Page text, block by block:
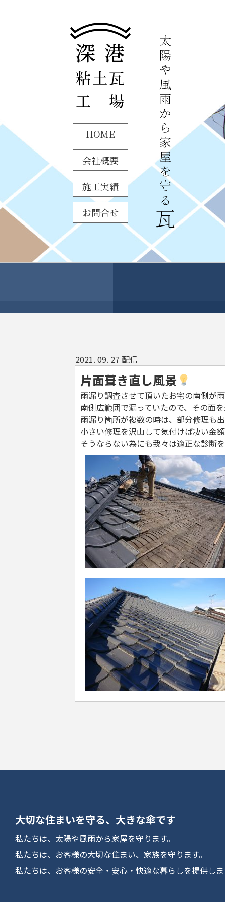
HOME
会社概要
施工実績
お問合せ
2021. 09. 27 配信
片面葺き直し風景
雨漏り調査させて頂いたお宅の南側が
南側広範囲で漏っていたので、その面
雨漏り箇所が複数の時は、部分修理も
小さい修理を沢山して気付けば凄い金
大切な住まいを守る、大きな傘です
私たちは、太陽や風雨から家屋を守ります。
私たちは、お客様の大切な住まい、家族を守ります。
私たちは、お客様の安全・安心・快適な暮らしを提供し